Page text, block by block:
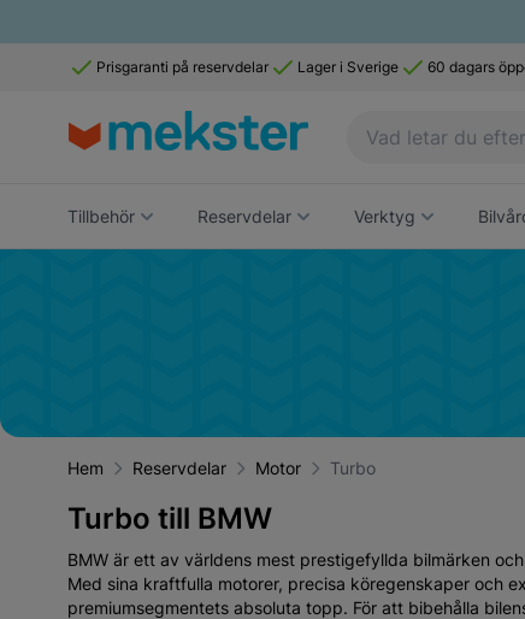
Prisgaranti på reservdelar Lager i Sverige 60 dagars
Tillbehör Reservdelar Verktyg
Hem Reservdelar Motor Turbo
Turbo till BMW
BMW är ett av världens mest prestigefyllda bilmärken
Med sina kraftfulla motorer, precisa köregenskaper och
premiumsegmentets absoluta topp. För att bibehålla